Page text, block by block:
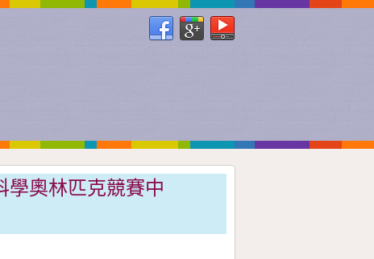
學奧林匹克競賽中